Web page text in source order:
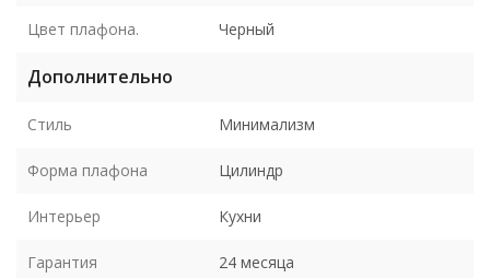
Цвет плафона. Черный
Дополнительно
Стиль Минимализм
Форма плафона Цилиндр
Интерьер Кухни
Гарантия 24 месяца